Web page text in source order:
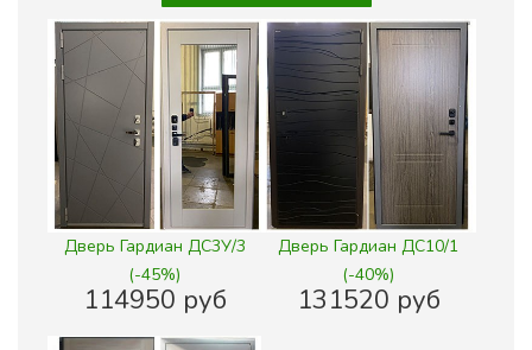
Дверь Гардиан ДС3У/3
(-45%)
114950 руб
Дверь Гардиан ДС10/1
(-40%)
131520 руб